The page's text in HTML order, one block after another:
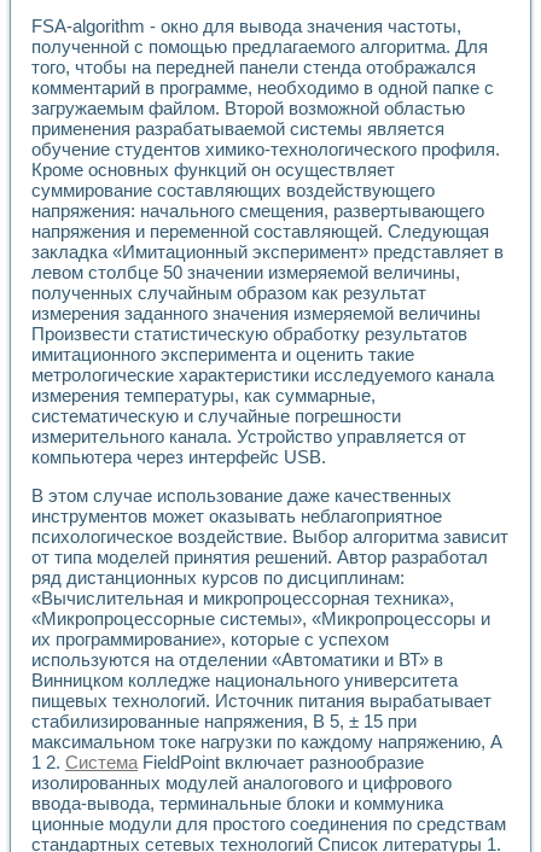
Автоматизированный стенд рентгеновской диагностики
Высокочувствительные оптоэлектронные
Установка для измерения диэлектрических свойств
Исследование кинетики зарождения и развития
Лабораторный электрический импедансный томограф на
Микрозондовая система для характеризации
Метод траекторий в исследовании
Промышленная автоматизация
Автоматизация технологических процессов получения
Использование систем технического зрения для контроля
Исследование электромагнитных переходных процессов
Применение LabVIEW при разработке обучающих
Разработка виртуальных тренажеров путем
Система блокировок, сигнализации и защиты ускорителя
Система сбора данных и управления процессом
Управление температурой газовой среды специальной
Разработка программного обеспечения с
Использование технологий NATIONAL INSTRUMENTS
Оборудование для промышленной термотрансферной
Применение измерителя иммитанса для исследова¬ния
Исследование электромагнитных переходных процессов
Стенд для исследования электрических переходных
Автоматизация контроля сварных швов на базе
Измерительный контроль с применением
Моделирование надежности и эффективности систем
Лабораторные практикумы и учебные стенды
Автоматизация лабораторного стенда по измерению
Автоматизированные лабораторные комплексы для
Виртуальный прибор для исследования нелинейных
Использование виртуальных приборов в процесе
Использование программ ELECTRONICS WORKBENCH-
Лабораторный практикум по дисциплине «Цифровые
Лабораторный практикум по ИНС на основе LabVIEW
Лабораторный практикум по основам теории коммутации
Опыт использования NI LabVIEW для создания
FSA-algorithm - окно для вывода значения частоты,
полученной с помощью предлагаемого алгоритма. Для
того, чтобы на передней панели стенда отображался
комментарий в программе, необходимо в одной папке с
загружаемым файлом. Второй возможной областью
применения разрабатываемой системы является
обучение студентов химико-технологического профиля.
Кроме основных функций он осуществляет
суммирование составляющих воздействующего
напряжения: начального смещения, развертывающего
напряжения и переменной составляющей. Следующая
закладка «Имитационный эксперимент» представляет в
левом столбце 50 значении измеряемой величины,
полученных случайным образом как результат
измерения заданного значения измеряемой величины
Произвести статистическую обработку результатов
имитационного эксперимента и оценить такие
метрологические характеристики исследуемого канала
измерения температуры, как суммарные,
систематическую и случайные погрешности
измерительного канала. Устройство управляется от
компьютера через интерфейс USB.
В этом случае использование даже качественных
инструментов может оказывать неблагоприятное
психологическое воздействие. Выбор алгоритма зависит
от типа моделей принятия решений. Автор разработал
ряд дистанционных курсов по дисциплинам:
«Вычислительная и микропроцессорная техника»,
«Микропроцессорные системы», «Микропроцессоры и
их программирование», которые с успехом
используются на отделении «Автоматики и ВТ» в
Винницком колледже национального университета
пищевых технологий. Источник питания вырабатывает
стабилизированные напряжения, В 5, ± 15 при
максимальном токе нагрузки по каждому напряжению, А
1 2. СистемаFieldPoint включает разнообразие
изолированных модулей аналогового и цифрового
ввода-вывода, терминальные блоки и коммуника
ционные модули для простого соединения по средствам
стандартных сетевых технологий Список литературы 1.